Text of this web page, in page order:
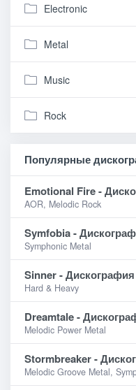
Electronic
Metal
Music
Rock
Популярные
Emotional Fire -
AOR, Melodic Rock
Symfobia -
Symphonic Metal
Sinner - Дискография
Hard & Heavy
Dreamtale -
Melodic Power Metal
Stormbreaker -
Melodic Groove Metal,